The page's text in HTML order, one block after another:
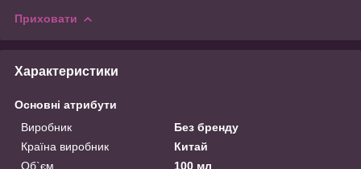
Приховати
Характеристики
Основні атрибути
Виробник
Без бренду
Країна виробник
Китай
Об`єм
100 мл